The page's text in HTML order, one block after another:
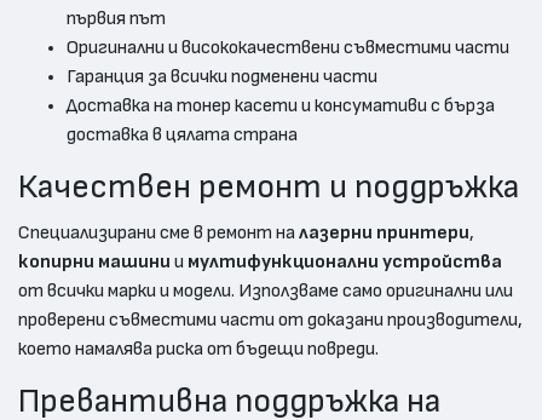
първия път
Оригинални и висококачествени съвместими части
Гаранция за всички подменени части
Доставка на тонер касети и консумативи с бърза
доставка в цялата страна
Качествен ремонт и поддръжка
Специализирани сме в ремонт на лазерни принтери,
копирни машини и мултифункционални устройства
от всички марки и модели. Използваме само оригинални или
проверени съвместими части от доказани производители,
което намалява риска от бъдещи повреди.
Превантивна поддръжка на